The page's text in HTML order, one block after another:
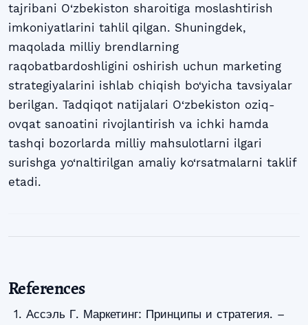
tajribani O‘zbekiston sharoitiga moslashtirish
imkoniyatlarini tahlil qilgan. Shuningdek,
maqolada milliy brendlarning
raqobatbardoshligini oshirish uchun marketing
strategiyalarini ishlab chiqish bo‘yicha tavsiyalar
berilgan. Tadqiqot natijalari O‘zbekiston oziq-
ovqat sanoatini rivojlantirish va ichki hamda
tashqi bozorlarda milliy mahsulotlarni ilgari
surishga yo‘naltirilgan amaliy ko‘rsatmalarni taklif
etadi.
References
Ассэль Г. Маркетинг: Принципы и стратегия. –